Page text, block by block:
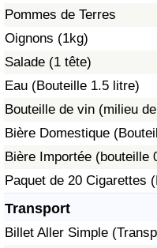
Pommes de Terres
Oignons (1kg)
Salade (1 tête)
Eau (Bouteille 1.5 litre)
Bouteille de vin (milieu
Bière Domestique
Bière Importée (bouteille
Paquet de 20 Cigarettes
Transport
Billet Aller Simple
Indice de Pollution par
Trafic
Indice de Trafic
Indice de Trafic (Actuel)
Indice de Trafic par